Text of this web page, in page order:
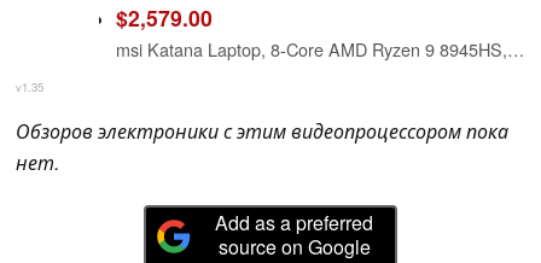
$2,579.00
msi Katana Laptop, 8-Core AMD Ryzen 9 8945HS, 15.6" WQHD 165Hz IPS Display, NVIDIA GeForce RTX 4070, 64GB DDR5 4TB SSD, Four-Zone RGB Backlit Keyboard, Wi-Fi 6E, Win11 Home
v1.35
Обзоров электроники с этим видеопроцессором пока
нет.
Add as a preferred
source on Google